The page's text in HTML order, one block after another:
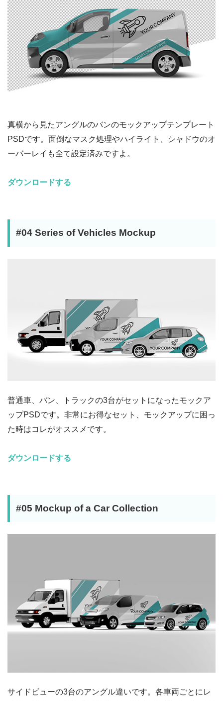
真横から見たアングルのバンのモックアップテンプレート
PSDです。面倒なマスク処理やハイライト、シャドウのオ
ーバーレイも全て設定済みですよ。
ダウンロードする
#04 Series of Vehicles Mockup
普通車、バン、トラックの3台がセットになったモックア
ップPSDです。非常にお得なセット、モックアップに困っ
た時はコレがオススメです。
ダウンロードする
#05 Mockup of a Car Collection
サイドビューの3台のアングル違いです。各車両ごとにレ